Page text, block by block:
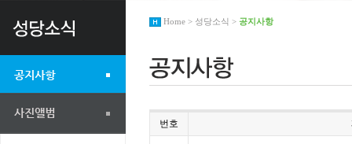
Home > 성당소식 > 공지사항
번호